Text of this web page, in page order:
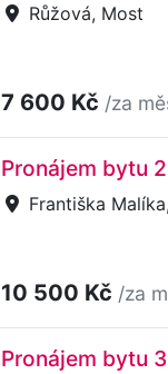
Růžová, Most
7 600 Kč /za
Pronájem bytu
Františka
10 500 Kč /za
Pronájem bytu